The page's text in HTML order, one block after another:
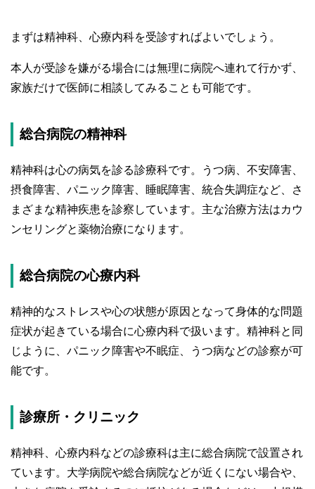
まずは精神科、心療内科を受診すればよいでしょう。
本人が受診を嫌がる場合には無理に病院へ連れて行かず、
家族だけで医師に相談してみることも可能です。
総合病院の精神科
精神科は心の病気を診る診療科です。うつ病、不安障害、
摂食障害、パニック障害、睡眠障害、統合失調症など、さ
まざまな精神疾患を診察しています。主な治療方法はカウ
ンセリングと薬物治療になります。
総合病院の心療内科
精神的なストレスや心の状態が原因となって身体的な問題
症状が起きている場合に心療内科で扱います。精神科と同
じように、パニック障害や不眠症、うつ病などの診察が可
能です。
診療所・クリニック
精神科、心療内科などの診療科は主に総合病院で設置され
ています。大学病院や総合病院などが近くにない場合や、